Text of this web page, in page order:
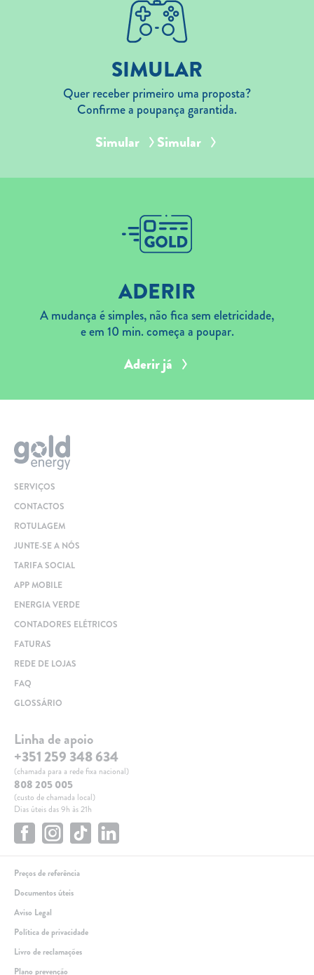
SIMULAR
Quer receber primeiro uma proposta?
Confirme a poupança garantida.
Simular Simular
ADERIR
A mudança é simples, não fica sem eletricidade,
e em 10 min. começa a poupar.
Aderir já
SERVIÇOS
CONTACTOS
ROTULAGEM
JUNTE-SE A NÓS
TARIFA SOCIAL
APP MOBILE
ENERGIA VERDE
CONTADORES ELÉTRICOS
FATURAS
REDE DE LOJAS
FAQ
GLOSSÁRIO
Linha de apoio
+351 259 348 634
(chamada para a rede fixa nacional)
808 205 005
(custo de chamada local)
Dias úteis das 9h às 21h
Preços de referência
Documentos úteis
Aviso Legal
Política de privacidade
Livro de reclamações
Plano prevenção